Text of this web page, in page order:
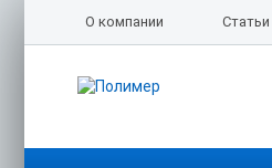
О компании Статьи